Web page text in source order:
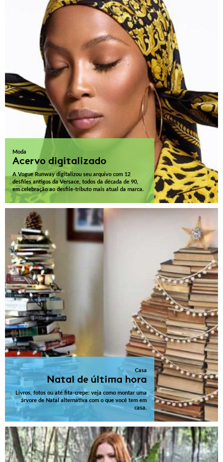
Moda
Acervo digitalizado
A Vogue Runway digitalizou seu arquivo com 12
desfiles antigos da Versace, todos da década de 90,
em celebração ao desfile-tributo mais atual da marca.
Casa
Natal de última hora
Livros, fotos ou até fita-crepe: veja como montar uma
árvore de Natal alternativa com o que você tem em
casa.